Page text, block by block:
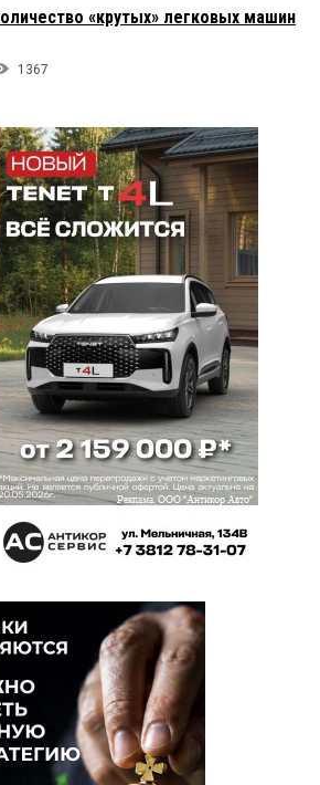
«крутых» легковых машин
1367